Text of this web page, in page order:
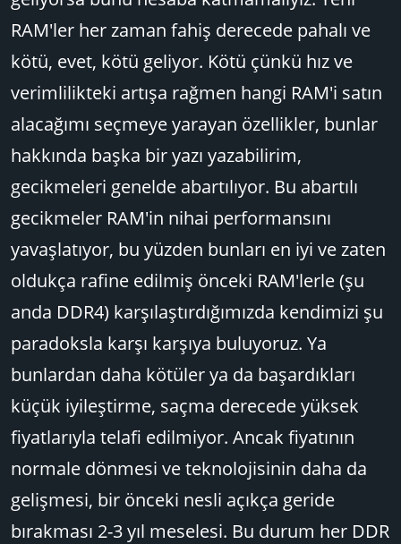
RAM'ler her zaman fahiş derecede pahalı ve
kötü, evet, kötü geliyor. Kötü çünkü hız ve
verimlilikteki artışa rağmen hangi RAM'i satın
alacağımı seçmeye yarayan özellikler, bunlar
hakkında başka bir yazı yazabilirim,
gecikmeleri genelde abartılıyor. Bu abartılı
gecikmeler RAM'in nihai performansını
yavaşlatıyor, bu yüzden bunları en iyi ve zaten
oldukça rafine edilmiş önceki RAM'lerle (şu
anda DDR4) karşılaştırdığımızda kendimizi şu
paradoksla karşı karşıya buluyoruz. Ya
bunlardan daha kötüler ya da başardıkları
küçük iyileştirme, saçma derecede yüksek
fiyatlarıyla telafi edilmiyor. Ancak fiyatının
normale dönmesi ve teknolojisinin daha da
gelişmesi, bir önceki nesli açıkça geride
bırakması 2-3 yıl meselesi. Bu durum her DDR